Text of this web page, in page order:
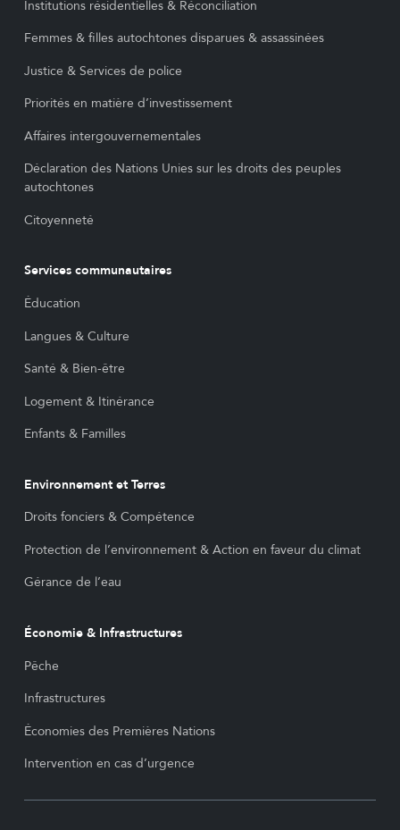
Institutions résidentielles & Réconciliation
Femmes & filles autochtones disparues & assassinées
Justice & Services de police
Priorités en matière d’investissement
Affaires intergouvernementales
Déclaration des Nations Unies sur les droits des peuples
autochtones
Citoyenneté
Services communautaires
Éducation
Langues & Culture
Santé & Bien-être
Logement & Itinérance
Enfants & Familles
Environnement et Terres
Droits fonciers & Compétence
Protection de l’environnement & Action en faveur du climat
Gérance de l’eau
Économie & Infrastructures
Pêche
Infrastructures
Économies des Premières Nations
Intervention en cas d’urgence